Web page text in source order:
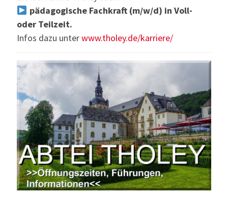
pädagogische Fachkraft (m/w/d) in Voll-
oder Teilzeit.
Infos dazu unterwww.tholey.de/karriere/